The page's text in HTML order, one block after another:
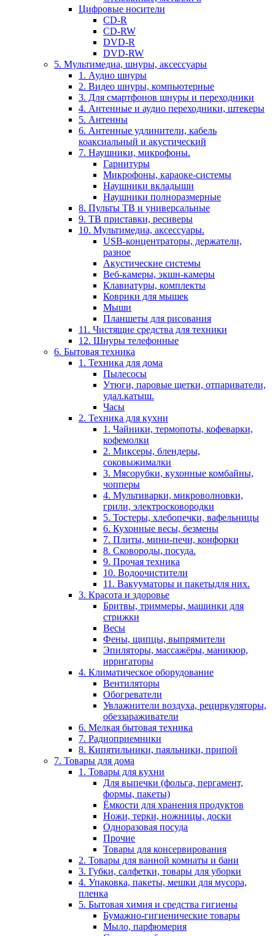
Цифровые носители
CD-R
CD-RW
DVD-R
DVD-RW
5. Мультимедиа, шнуры, аксессуары
1. Аудио шнуры
2. Видео шнуры, компьютерные
3. Для смартфонов шнуры и переходники
4. Антенные и аудио переходники, штекеры
5. Антенны
6. Антенные удлинители, кабель
коаксиальный и акустический
7. Наушники, микрофоны.
Гарнитуры
Микрофоны, караоке-системы
Наушники вкладыши
Наушники полноразмерные
8. Пульты ТВ и универсальные
9. ТВ приставки, ресиверы
10. Мультимедиа, аксессуары.
USB-концентраторы, держатели,
разное
Акустические системы
Веб-камеры, экшн-камеры
Клавиатуры, комплекты
Коврики для мышек
Мыши
Планшеты для рисования
11. Чистящие средства для техники
12. Шнуры телефонные
6. Бытовая техника
1. Техника для дома
Пылесосы
Утюги, паровые щетки, отпариватели,
удал.катыш.
Часы
2. Техника для кухни
1. Чайники, термопоты, кофеварки,
кофемолки
2. Миксеры, блендеры,
соковыжималки
3. Мясорубки, кухонные комбайны,
чопперы
4. Мультиварки, микроволновки,
грили, электросковородки
5. Тостеры, хлебопечки, вафельницы
6. Кухонные весы, безмены
7. Плиты, мини-печи, конфорки
8. Сковороды, посуда.
9. Прочая техника
10. Водоочистители
11. Вакууматоры и пакетыдля них.
3. Красота и здоровье
Бритвы, триммеры, машинки для
стрижки
Весы
Фены, щипцы, выпрямители
Эпиляторы, массажёры, маникюр,
ирригаторы
4. Климатическое оборудование
Вентиляторы
Обогреватели
Увлажнители воздуха, рециркуляторы,
обеззараживатели
6. Мелкая бытовая техника
7. Радиоприемники
8. Кипятильники, паяльники, припой
7. Товары для дома
1. Товары для кухни
Для выпечки (фольга, пергамент,
формы, пакеты)
Ёмкости для хранения продуктов
Ножи, терки, ножницы, доски
Одноразовая посуда
Прочие
Товары для консервирования
2. Товары для ванной комнаты и бани
3. Губки, салфетки, товары для уборки
4. Упаковка, пакеты, мешки для мусора,
пленка
5. Бытовая химия и средства гигиены
Бумажно-гигиенические товары
Мыло, парфюмерия